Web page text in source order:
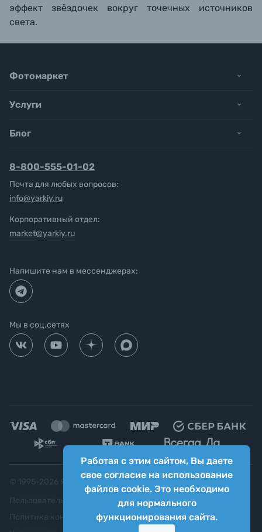
эффект звёздочек вокруг точечных источников
света.
Работая с этим сайтом, Вы даете
свое согласие на использование
файлов cookie. Это необходимо
для нормального
функционирования сайта.
Фотомаркет
Услуги
Блог
8-800-555-01-02
Почта для любых вопросов:
info@yarkiy.ru
Корпоративный отдел:
market@yarkiy.ru
Напишите нам в мессенджерах:
Мы в соц.сетях
Яркий фотомаркет ("Яркий Мир")
Пользовательское соглашение
Политика конфиденциальности